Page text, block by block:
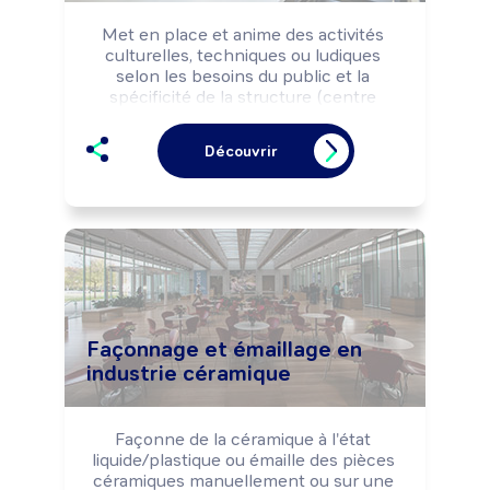
Met en place et anime des activités
culturelles, techniques ou ludiques
selon les besoins du public et la
spécificité de la structure (centre
maison de retraite, ...).
Peut animer un espace multimédia.
Peut coordonner l'activité d'une équipe.
Découvrir
Façonnage et émaillage en
industrie céramique
Façonne de la céramique à l'état
liquide/plastique ou émaille des pièces
céramiques manuellement ou sur une